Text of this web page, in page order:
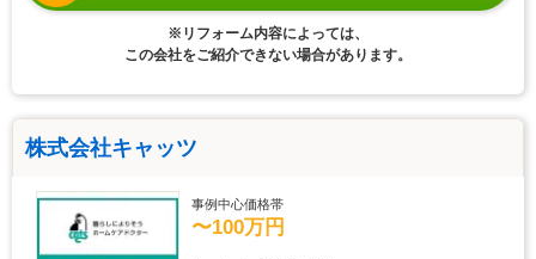
※リフォーム内容によっては、
この会社をご紹介できない場合があります。
株式会社キャッツ
事例中心価格帯
〜100万円